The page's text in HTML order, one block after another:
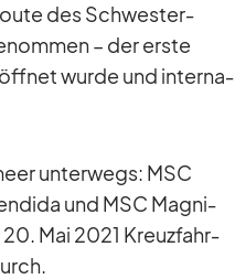
des Schwes­ter­
– der erste
wurde und in­ter­na­
un­ter­wegs: MSC
und MSC Ma­gni­
Mai 2021 Kreuz­fahr­